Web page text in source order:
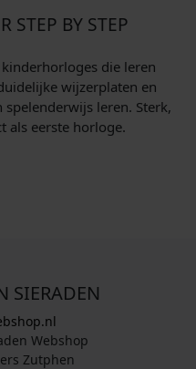
STEP BY STEP
die leren
wijzerplaten en
leren. Sterk,
als eerste horloge.
SIERADEN
Webshop
Zutphen